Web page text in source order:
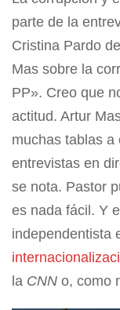
parte de la
Cristina Pardo
Mas sobre la
PP». Creo que
actitud. Artur
muchas tablas a
entrevistas en
se nota. Pastor
es nada fácil. Y
independentista
la CNN o, como